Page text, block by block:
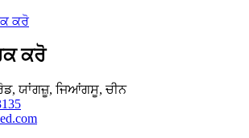
ਕਰੋ
ਕਰੋ
ਯਾਂਗਜ਼ੂ, ਜਿਆਂਗਸੂ, ਚੀਨ